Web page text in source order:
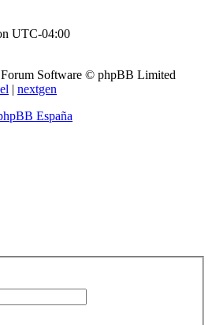
UTC-04:00
Software © phpBB Limited
| nextgen
España